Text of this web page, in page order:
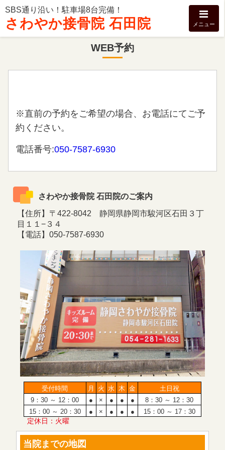
SBS通り沿い！駐車場8台完備！
さわやか接骨院 石田院 メニュー
WEB予約
※直前の予約をご希望の場合、お電話にてご予
約ください。
電話番号:050-7587-6930
さわやか接骨院 石田院のご案内
【住所】〒422-8042 静岡県静岡市駿河区石田３丁
目１１−３４
【電話】050-7587-6930
受付時間 月 火 水 木 金
土日祝
9：30 ～ 12：00
● × ● ● ●
8：30 ～ 12：30
15：00 ～ 20：30
● × ● ● ● 15：00 ～ 17：30
定休日：火曜
当院までの地図